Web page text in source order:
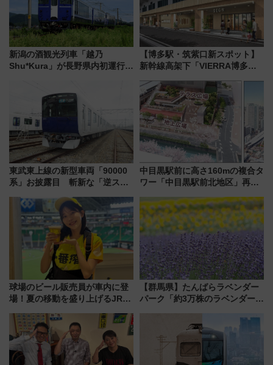
新潟の酒観光列車「越乃
Shu*Kura」が長野県内初運行！
【博多駅・筑紫口新スポット】
新幹線高架下「VIERRA博多テ
など注目の全6店舗 「博多活憩
通り」も一新
東武東上線の新型車両「90000
系」お披露目 斬新な「逆スラ
放的な車内空間に注目、デビュ
ーは9月
中目黒駅前に高さ160mの複合タ
ワー「中目黒駅前北地区」再開
球場のビール販売員が車内に登
場！夏の移動を盛り上げるJR九
月7日限定 ソフトバンクホーク
スとコラボ
【群馬県】たんばらラベンダー
パーク「約3万株のラベンダー」
で都心から約1時間半で夏の絶景